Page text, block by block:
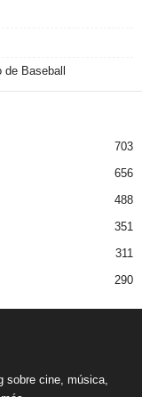
Baseball
703
656
488
351
311
290
sobre cine, música,